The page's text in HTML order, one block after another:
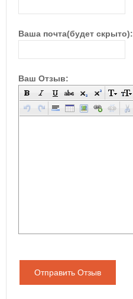
Ваша почта(будет скрыто):
Ваш Отзыв:
Отправить Отзыв